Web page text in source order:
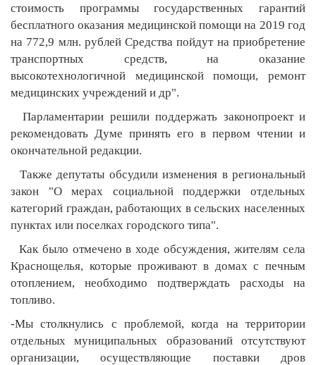
стоимость программы государственных гарантий
бесплатного оказания медицинской помощи на 2019 год
на 772,9 млн. рублей Средства пойдут на приобретение
транспортных средств, на оказание
высокотехнологичной медицинской помощи, ремонт
медицинских учреждений и др".
Парламентарии решили поддержать законопроект и
рекомендовать Думе принять его в первом чтении и
окончательной редакции.
Также депутаты обсудили изменения в региональный
закон "О мерах социальной поддержки отдельных
категорий граждан, работающих в сельских населенных
пунктах или поселках городского типа".
Как было отмечено в ходе обсуждения, жителям села
Краснощелья, которые проживают в домах с печным
отоплением, необходимо подтверждать расходы на
топливо.
-Мы столкнулись с проблемой, когда на территории
отдельных муниципальных образований отсутствуют
организации, осуществляющие поставки дров